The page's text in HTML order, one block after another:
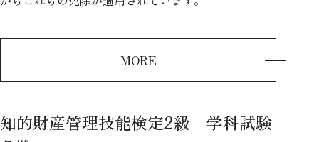
MORE
知的財産管理技能検定2級 学科試験